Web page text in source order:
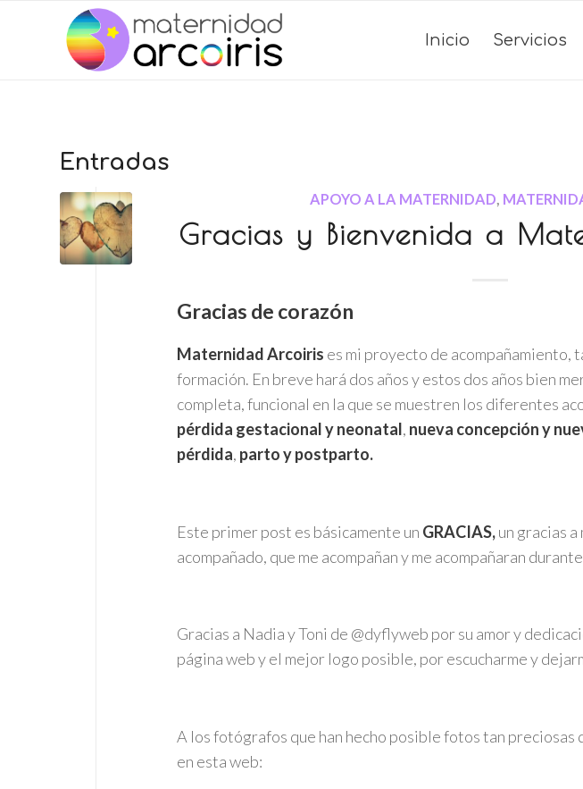
Inicio Servicios
Entradas
APOYO A LA MATERNIDAD,
Gracias y Bienvenida a
Gracias de corazón
Maternidad Arcoiris es mi proyecto de acompañamiento,
formación. En breve hará dos años y estos dos años bien
completa, funcional en la que se muestren los diferentes
pérdida gestacional y neonatal, nueva concepción y
pérdida, parto y postparto.
Este primer post es básicamente un GRACIAS,un gracias a
acompañado, que me acompañan y me acompañaran
Gracias a Nadia y Toni de @dyflyweb por su amor y
página web y el mejor logo posible, por escucharme y
A los fotógrafos que han hecho posible fotos tan preciosas
en esta web: